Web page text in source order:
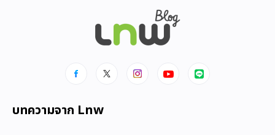
บทความจาก Lnw